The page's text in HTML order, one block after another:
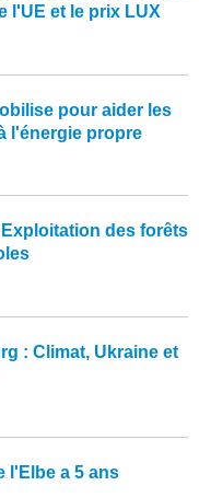
l'UE et le prix LUX
pour aider les
l'énergie propre
des forêts
: Climat, Ukraine et
l'Elbe a 5 ans